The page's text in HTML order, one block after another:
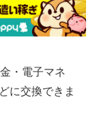
・電子マネ
に交換できま